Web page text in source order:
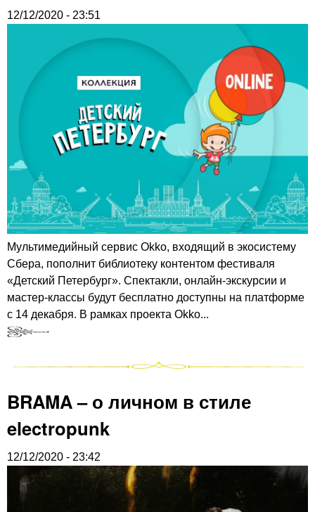
12/12/2020 - 23:51
Мультимедийный сервис Okko, входящий в экосистему
Сбера, пополнит библиотеку контентом фестиваля
«Детский Петербург». Спектакли, онлайн-экскурсии и
мастер-классы будут бесплатно доступны на платформе
с 14 декабря. В рамках проекта Okko...
BRAMA – о личном в стиле
electropunk
12/12/2020 - 23:42